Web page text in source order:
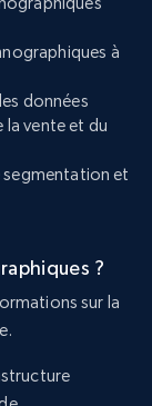
à
données
la vente et du
segmentation et
?
sur la